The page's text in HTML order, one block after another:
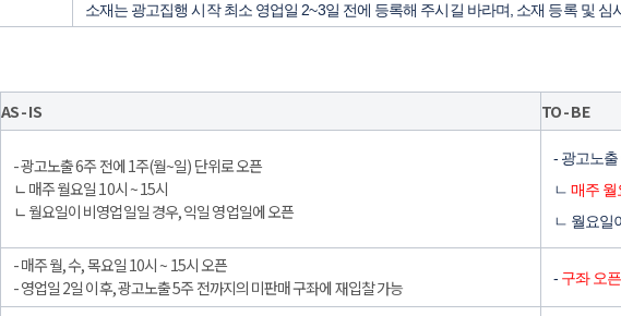
소재는 광고집행 시작 최소 영업일 2~3일 전에 등록해 주시길 바라며, 소재 등록 및
AS - IS TO - BE
- 광고노출 6주 전에 1주(월~일) 단위로 오픈
ㄴ 매주 월요일 10시 ~ 15시
ㄴ 월요일이 비영업일일 경우, 익일 영업일에 오픈
- 광고노
ㄴ 매주 월
ㄴ 월요일
- 매주 월, 수, 목요일 10시 ~ 15시 오픈
- 영업일 2일 이후, 광고노출 5주 전까지의 미판매 구좌에 재입찰 가능
-구좌 오